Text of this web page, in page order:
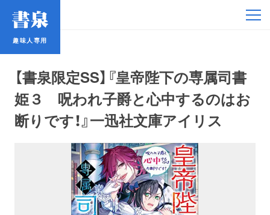
趣味人専用
【書泉限定SS】『皇帝陛下の専属司書
姫３ 呪われ子爵と心中するのはお
断りです！』一迅社文庫アイリス
趣味人専用
鉄道・バス
コミック・ラノベ